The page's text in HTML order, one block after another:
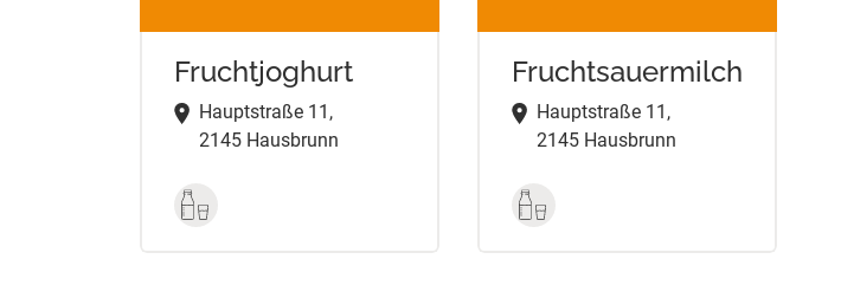
Fruchtjoghurt
Hauptstraße 11,
2145 Hausbrunn
Fruchtsauermilch
Hauptstraße 11,
2145 Hausbrunn